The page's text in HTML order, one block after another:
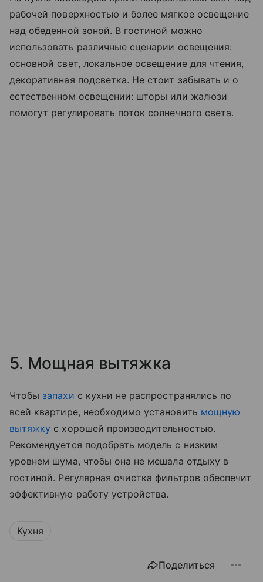
рабочей поверхностью и более мягкое освещение
над обеденной зоной. В гостиной можно
использовать различные сценарии освещения:
основной свет, локальное освещение для чтения,
декоративная подсветка. Не стоит забывать и о
естественном освещении: шторы или жалюзи
помогут регулировать поток солнечного света.
5. Мощная вытяжка
Чтобы запахи с кухни не распространялись по
всей квартире, необходимо установить мощную
вытяжку с хорошей производительностью.
Рекомендуется подобрать модель с низким
уровнем шума, чтобы она не мешала отдыху в
гостиной. Регулярная очистка фильтров обеспечит
эффективную работу устройства.
Кухня
Поделиться